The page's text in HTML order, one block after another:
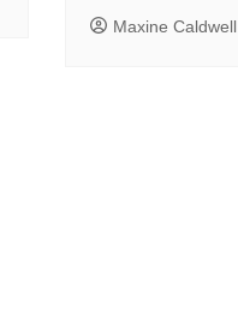
Maxine Caldwell